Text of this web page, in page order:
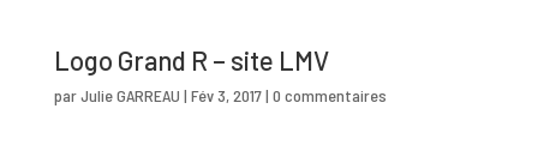
Logo Grand R – site LMV
parJulie GARREAU | Fév 3, 2017| 0 commentaires